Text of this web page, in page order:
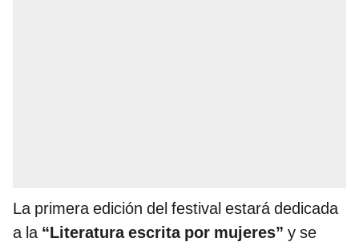
La primera edición del festival estará dedicada
a la “Literatura escrita por mujeres” y se